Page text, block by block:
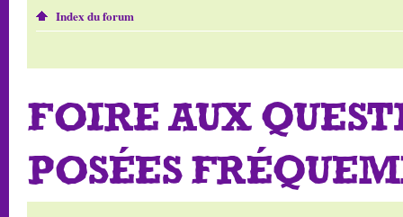
Index du forum
FOIRE AUX
POSÉES